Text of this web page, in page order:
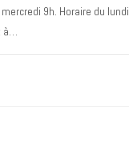
9h. Horaire du
à…